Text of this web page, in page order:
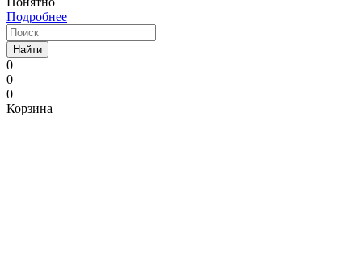
Подробнее
Найти
0
0
0
Корзина